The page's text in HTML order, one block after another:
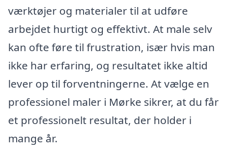
værktøjer og materialer til at udføre
arbejdet hurtigt og effektivt. At male selv
kan ofte føre til frustration, især hvis man
ikke har erfaring, og resultatet ikke altid
lever op til forventningerne. At vælge en
professionel maler i Mørke sikrer, at du får
et professionelt resultat, der holder i
mange år.